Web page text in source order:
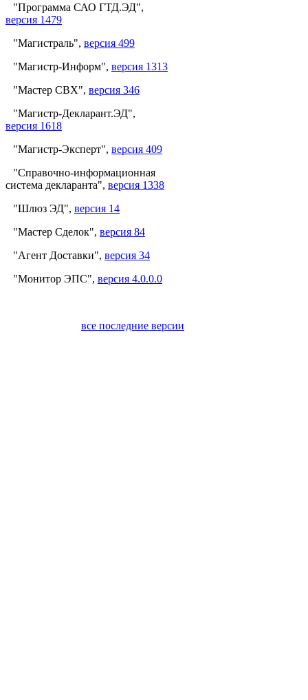
"Программа САО ГТД.ЭД",
версия 1479
"Магистраль", версия 499
"Магистр-Информ", версия 1313
"Мастер СВХ", версия 346
"Магистр-Декларант.ЭД",
версия 1618
"Магистр-Эксперт", версия 409
"Справочно-информационная
система декларанта", версия 1338
"Шлюз ЭД", версия 14
"Мастер Сделок", версия 84
"Агент Доставки", версия 34
"Монитор ЭПС", версия 4.0.0.0
все последние версии